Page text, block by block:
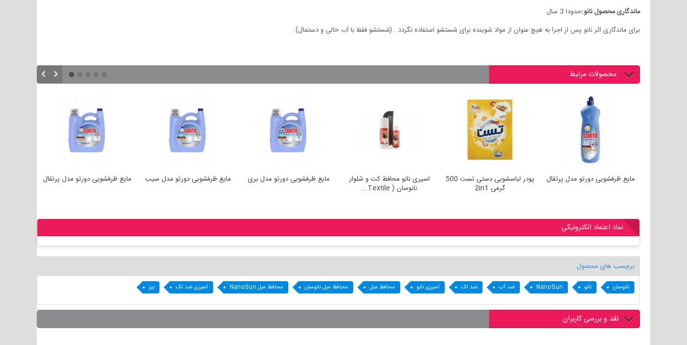
ماندگاری محصول نانو:حدودا 3 سال
برای ماندگاری اثر نانو پس از اجرا به هیچ عنوان از مواد شوینده برای شستشو استفاده نگردد . (شستشو فقط با آب خالی و دستمال).
محصولات مرتبط
مایع ظرفشویی دورتو مدل مایع ظرفشویی دورتو مدل سیب مایع ظرفشویی دورتو مدل بری
اسپری نانو محافظ کت و شلوار
پودر لباسشویی دستی تست 500
مایع ظرفشویی دورتو مدل پرتقال
مایع ظرفشویی دورتو مدل لیمو
نماد اعتماد الکترونیکی
برچسب های محصول
نانوسان نانو NanoSun ضد آب ضد لک اسپری نانو محافظ مبل محافظ مبل نانوسان محافظ مبل NanoSun اسپری ضد لک بیز
نقد و بررسی کاربران